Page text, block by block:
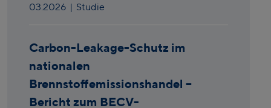
03.2026 | Studie
Carbon-Leakage-Schutz im
nationalen
Brennstoffemissionshandel –
Bericht zum BECV-